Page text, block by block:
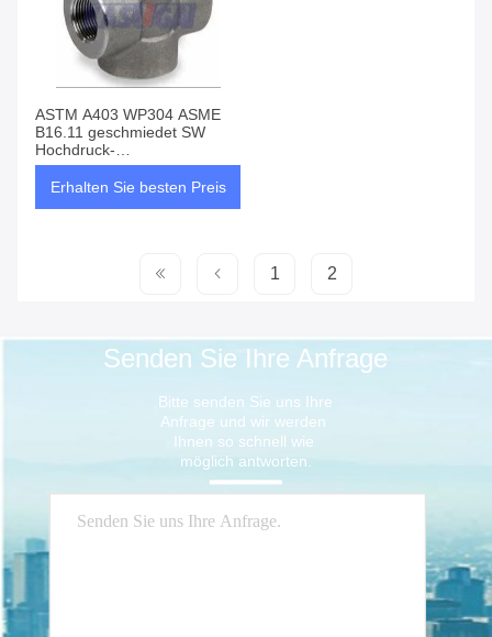
ASTM A403 WP304 ASME
B16.11 geschmiedet SW
Hochdruck-
Steckschweißkreuz aus
Edelstahl
Erhalten Sie besten Preis
1 2
Senden Sie Ihre Anfrage
Bitte senden Sie uns Ihre
Anfrage und wir werden
Ihnen so schnell wie
möglich antworten.